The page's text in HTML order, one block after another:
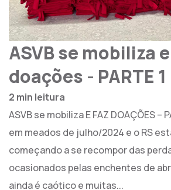
ASVB se mobiliza
doações - PARTE 1
2 min leitura
ASVB se mobiliza E FAZ DOAÇÕES –
em meados de julho/2024 e o RS
começando a se recompor das
ocasionados pelas enchentes de
ainda é caótico e muitas...